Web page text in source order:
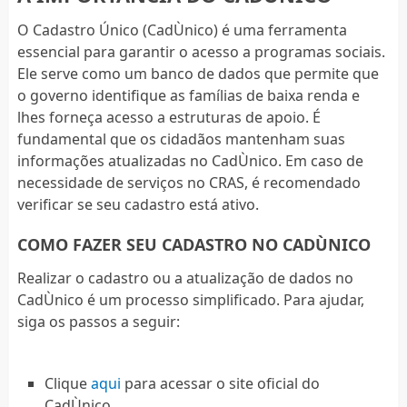
O Cadastro Único (CadÙnico) é uma ferramenta
essencial para garantir o acesso a programas sociais.
Ele serve como um banco de dados que permite que
o governo identifique as famílias de baixa renda e
lhes forneça acesso a estruturas de apoio. É
fundamental que os cidadãos mantenham suas
informações atualizadas no CadÙnico. Em caso de
necessidade de serviços no CRAS, é recomendado
verificar se seu cadastro está ativo.
COMO FAZER SEU CADASTRO NO CADÙNICO
Realizar o cadastro ou a atualização de dados no
CadÙnico é um processo simplificado. Para ajudar,
siga os passos a seguir:
Cliqueaqui para acessar o site oficial do